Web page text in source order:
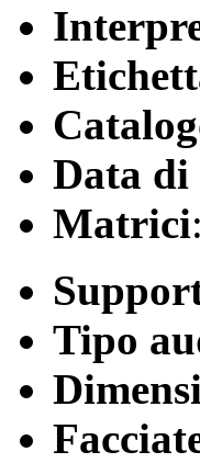
Data di
Matrici
Tipo